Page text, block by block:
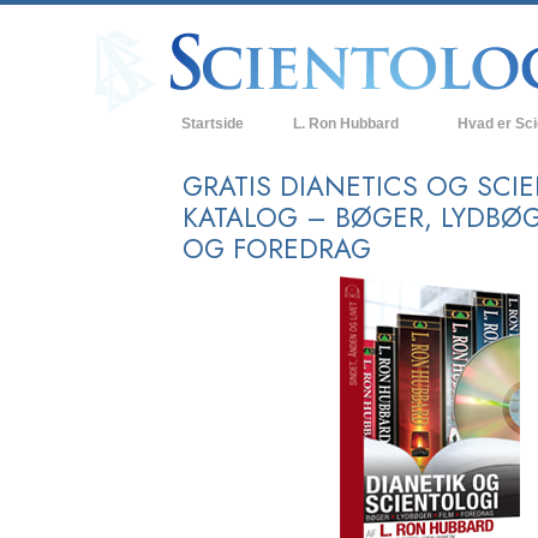
Startside L. Ron Hubbard Hvad er
Scientologys
Mød en
Indenfor i en
De
i Scientology
En
Kærlighed og
Hvad er
GRATIS DIANETICS OG
KATALOG – BØGER,
OG FOREDRAG